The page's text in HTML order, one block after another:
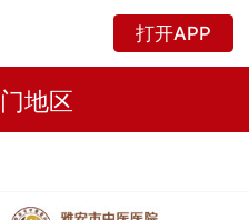
打开APP
地区